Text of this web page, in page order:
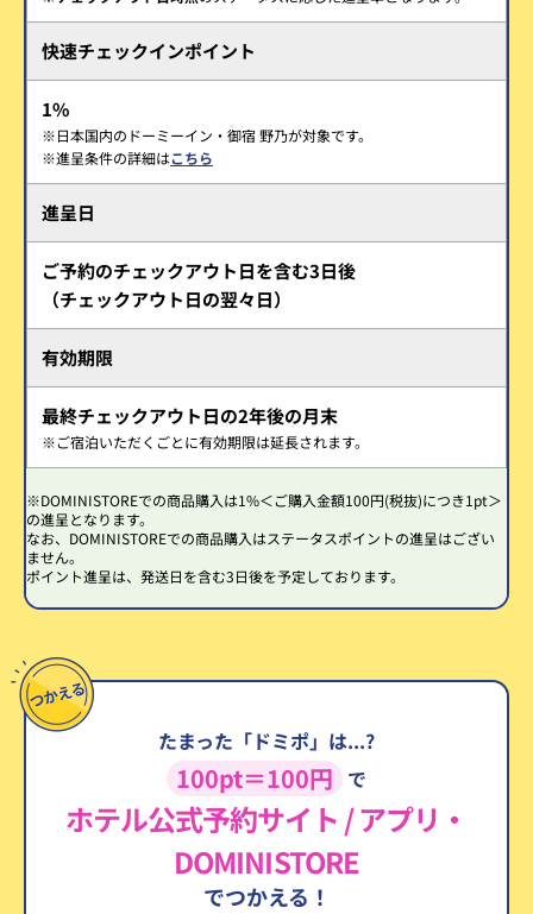
快速チェックインポイント
1%
※日本国内のドーミーイン・御宿 野乃が対象です。
※進呈条件の詳細はこちら
進呈日
ご予約のチェックアウト日を含む3日後
（チェックアウト日の翌々日）
有効期限
最終チェックアウト日の2年後の月末
※ご宿泊いただくごとに有効期限は延長されます。
※DOMINISTOREでの商品購入は1%＜ご購入金額100円(税抜)につき1pt＞
の進呈となります。
なお、DOMINISTOREでの商品購入はステータスポイントの進呈はござい
ません。
ポイント進呈は、発送日を含む3日後を予定しております。
たまった「ドミポ」は...?
100pt＝100円 で
ホテル公式予約サイト / アプリ・
DOMINISTORE
でつかえる！